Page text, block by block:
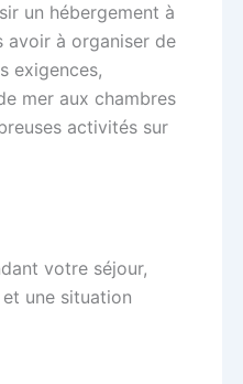
un hébergement à
avoir à organiser de
exigences,
mer aux chambres
activités sur
votre séjour,
une situation